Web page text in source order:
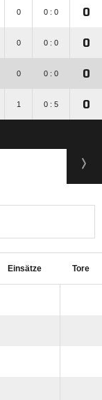
0 0 : 0 0
0 0 : 0 0
0 0 : 0 0
1 0 : 5 0
Einsätze Tore